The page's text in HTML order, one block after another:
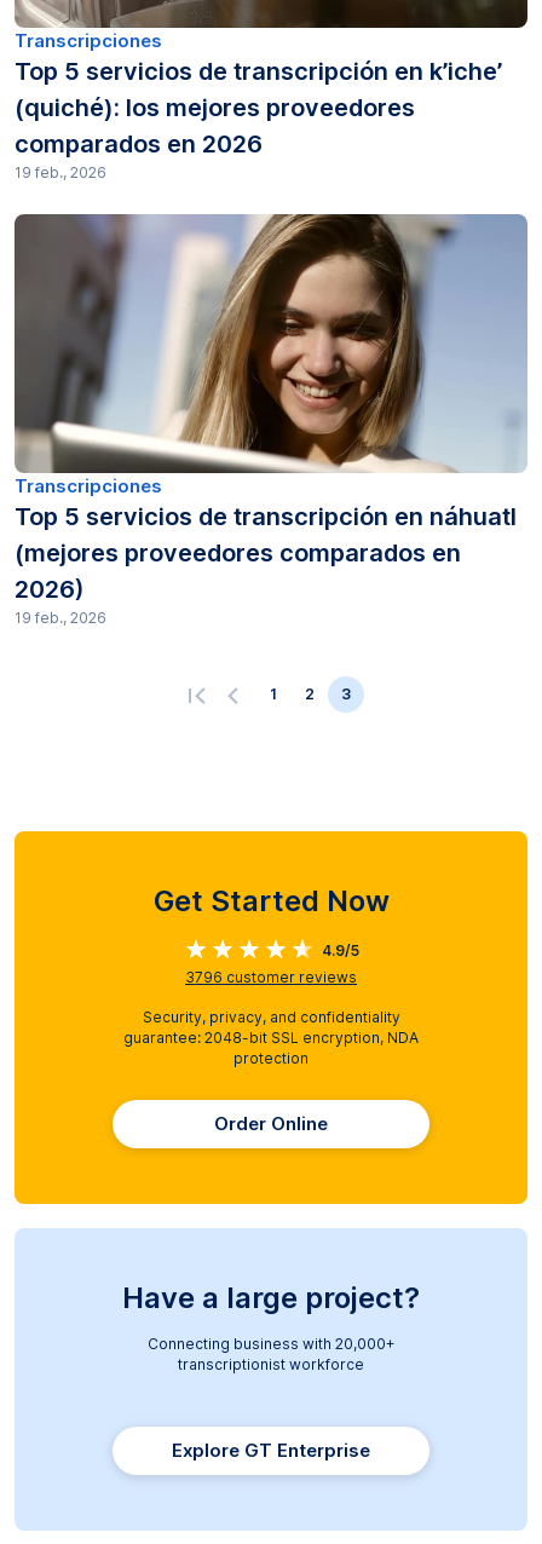
Transcripciones
Top 5 servicios de transcripción en k’iche’
(quiché): los mejores proveedores
comparados en 2026
19 feb., 2026
Transcripciones
Top 5 servicios de transcripción en náhuatl
(mejores proveedores comparados en
2026)
19 feb., 2026
1 2 3
Get Started Now
4.9/5
3796 customer reviews
Security, privacy, and confidentiality
guarantee: 2048-bit SSL encryption, NDA
protection
Order Online
Have a large project?
Connecting business with 20,000+
transcriptionist workforce
Explore GT Enterprise